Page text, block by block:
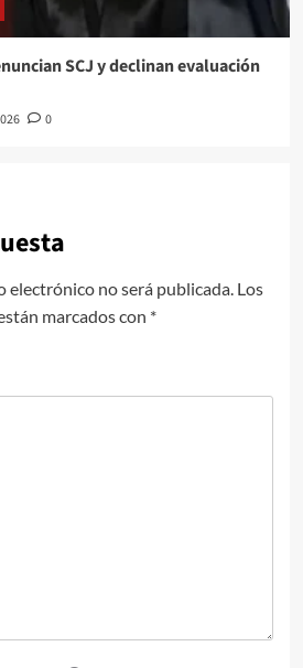
SCJ y declinan evaluación
0
electrónico no será publicada. Los
marcados con *